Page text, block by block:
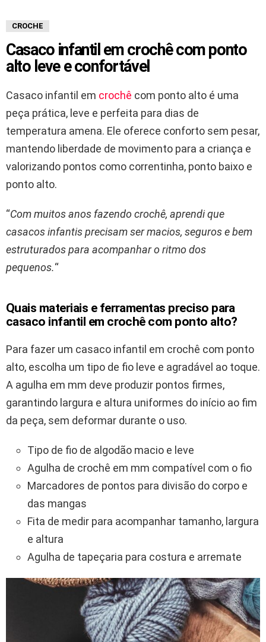
CROCHE
Casaco infantil em crochê com ponto
alto leve e confortável
Casaco infantil em crochê com ponto alto é uma
peça prática, leve e perfeita para dias de
temperatura amena. Ele oferece conforto sem pesar,
mantendo liberdade de movimento para a criança e
valorizando pontos como correntinha, ponto baixo e
ponto alto.
“Com muitos anos fazendo crochê, aprendi que
casacos infantis precisam ser macios, seguros e bem
estruturados para acompanhar o ritmo dos
pequenos.“
Quais materiais e ferramentas preciso para
casaco infantil em crochê com ponto alto?
Para fazer um casaco infantil em crochê com ponto
alto, escolha um tipo de fio leve e agradável ao toque.
A agulha em mm deve produzir pontos firmes,
garantindo largura e altura uniformes do início ao fim
da peça, sem deformar durante o uso.
Tipo de fio de algodão macio e leve
Agulha de crochê em mm compatível com o fio
Marcadores de pontos para divisão do corpo e
das mangas
Fita de medir para acompanhar tamanho, largura
e altura
Agulha de tapeçaria para costura e arremate